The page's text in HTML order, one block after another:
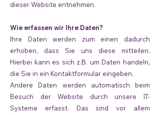
dieser Website entnehmen.
Wie erfassen wir Ihre Daten?
Ihre Daten werden zum einen dadurch
erhoben, dass Sie uns diese mitteilen.
Hierbei kann es sich z.B. um Daten handeln,
die Sie in ein Kontaktformular eingeben.
Andere Daten werden automatisch beim
Besuch der Website durch unsere IT-
Systeme erfasst. Das sind vor allem